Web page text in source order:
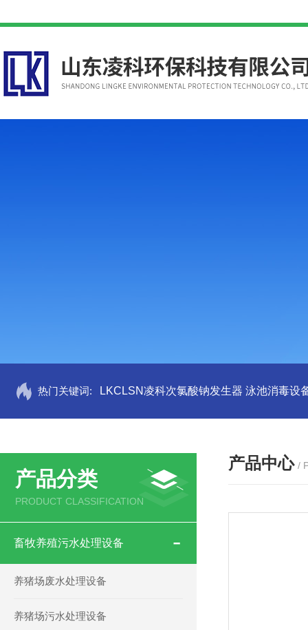
热门关键词: LKCLSN凌科次氯酸钠发生器 泳池消毒设
产品分类
PRODUCT CLASSIFICATION
畜牧养殖污水处理设备
养猪场废水处理设备
养猪场污水处理设备
产品中心 /